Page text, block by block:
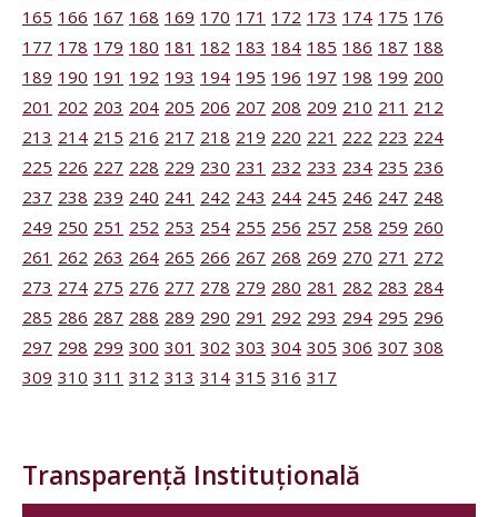
165 166 167 168 169 170 171 172 173 174 175 176
177 178 179 180 181 182 183 184 185 186 187 188
189 190 191 192 193 194 195 196 197 198 199 200
201 202 203 204 205 206 207 208 209 210 211 212
213 214 215 216 217 218 219 220 221 222 223 224
225 226 227 228 229 230 231 232 233 234 235 236
237 238 239 240 241 242 243 244 245 246 247 248
249 250 251 252 253 254 255 256 257 258 259 260
261 262 263 264 265 266 267 268 269 270 271 272
273 274 275 276 277 278 279 280 281 282 283 284
285 286 287 288 289 290 291 292 293 294 295 296
297 298 299 300 301 302 303 304 305 306 307 308
309 310 311 312 313 314 315 316 317
Transparență Instituțională